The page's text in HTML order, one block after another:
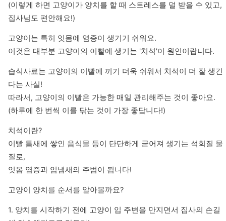
(이렇게 하면 고양이가 양치를 할 때 스트레스를 덜 받을 수 있고,
집사님도 편안해요!)
고양이는 특히 잇몸에 염증이 생기기 쉬워요.
이것은 대부분 고양이의 이빨에 생기는 '치석'이 원인이랍니다.
습식사료는 고양이의 이빨에 끼기 더욱 쉬워서 치석이 더 잘 생긴
다는 사실!
따라서, 고양이의 이빨은 가능한 매일 관리해주는 것이 좋아요.
(하루에 한 번씩 이를 닦는 것이 가장 좋답니다!)
치석이란?
이빨 틈새에 쌓인 음식물 등이 단단하게 굳어져 생기는 석회질 물
질로,
잇몸 염증과 입냄새의 주범이 됩니다!
고양이 양치를 순서를 알아볼까요?
1. 양치를 시작하기 전에 고양이 입 주변을 만지면서 집사의 손길